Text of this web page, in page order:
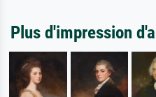
Plus d'impression